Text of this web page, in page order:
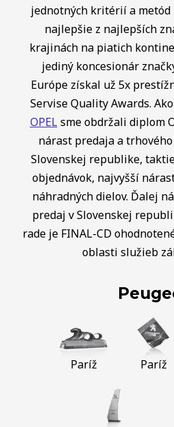
jednotných kritérií a metód
najlepšie z najlepších
krajinách na piatich
jediný koncesionár
Európe získal už 5x
Servise Quality Awards.
OPELsme obdržali diplom
nárast predaja a
Slovenskej republike,
objednávok, najvyšší
náhradných dielov. Ďalej
predaj v Slovenskej
rade je FINAL-CD
oblasti služieb
Paríž Paríž